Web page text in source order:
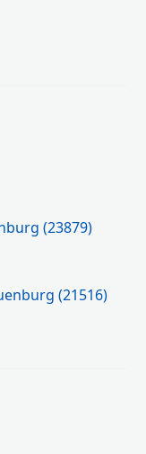
(23879)
(21516)